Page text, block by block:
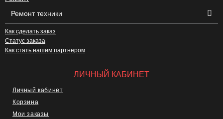
Ремонт техники
Как сделать заказ
Статус заказа
Как стать нашим партнером
ЛИЧНЫЙ КАБИНЕТ
Личный кабинет
Корзина
Мои заказы